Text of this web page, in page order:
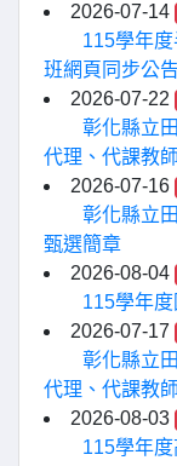
2026-07-14
115學年
班網頁同步公
2026-07-22
彰化縣立
代理、代課教
2026-07-16
彰化縣立
甄選簡章
2026-08-04
115學年
2026-07-17
彰化縣立
代理、代課教
2026-08-03
115學年